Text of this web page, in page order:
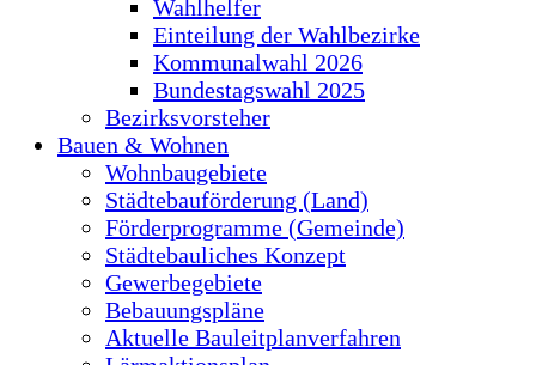
Wahlhelfer
Einteilung der Wahlbezirke
Kommunalwahl 2026
Bundestagswahl 2025
Bezirksvorsteher
Bauen & Wohnen
Wohnbaugebiete
Städtebauförderung (Land)
Förderprogramme (Gemeinde)
Städtebauliches Konzept
Gewerbegebiete
Bebauungspläne
Aktuelle Bauleitplanverfahren